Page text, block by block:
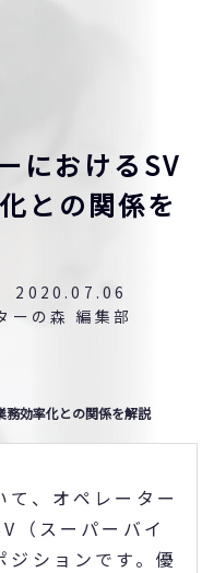
におけるSV
との関係を
2020.07.06
ーの森 編集部
効率化との関係を解説
て、オペレーター
（スーパーバイ
ションです。優